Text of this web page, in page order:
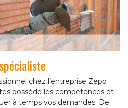
chez l’entreprise Zepp
possède les compétences et
à temps vos demandes. De